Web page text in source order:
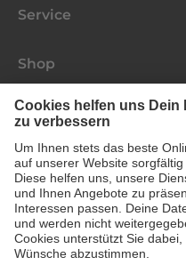
Service
Shop
Folge uns